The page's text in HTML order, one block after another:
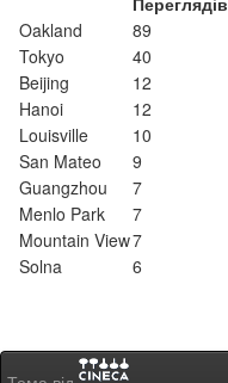
Oakland
89
Tokyo
40
Beijing
12
Hanoi
12
Louisville
10
San Mateo
9
Guangzhou
7
Menlo Park
7
Mountain View7
Solna
6